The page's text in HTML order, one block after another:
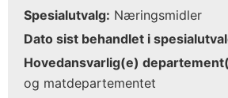
Spesialutvalg: Næringsmidler
Dato sist behandlet i
Hovedansvarlig(e)
og matdepartementet